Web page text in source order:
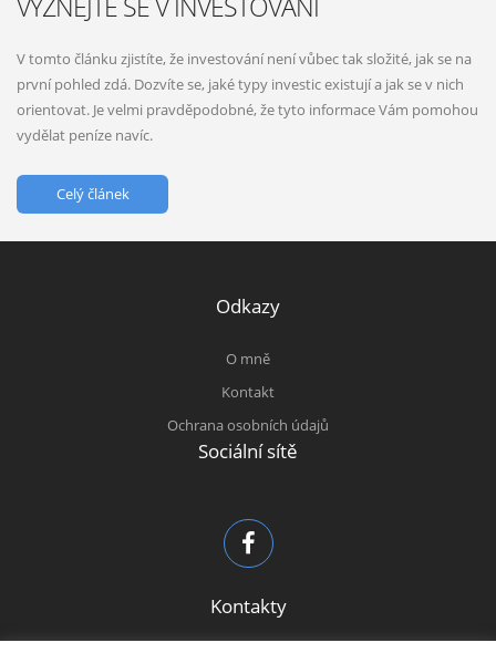
VYZNEJTE SE V INVESTOVÁNÍ
V tomto článku zjistíte, že investování není vůbec tak složité, jak se na
první pohled zdá. Dozvíte se, jaké typy investic existují a jak se v nich
orientovat. Je velmi pravděpodobné, že tyto informace Vám pomohou
vydělat peníze navíc.
Celý článek
Odkazy
O mně
Kontakt
Ochrana osobních údajů
Sociální sítě
Kontakty